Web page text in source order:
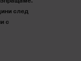
след
с